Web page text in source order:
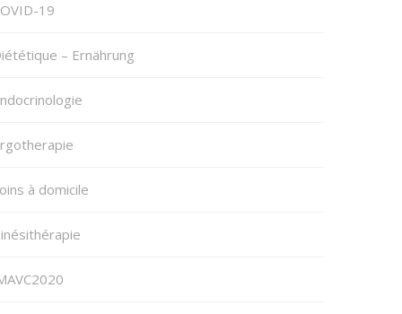
19
– Ernährung
à domicile